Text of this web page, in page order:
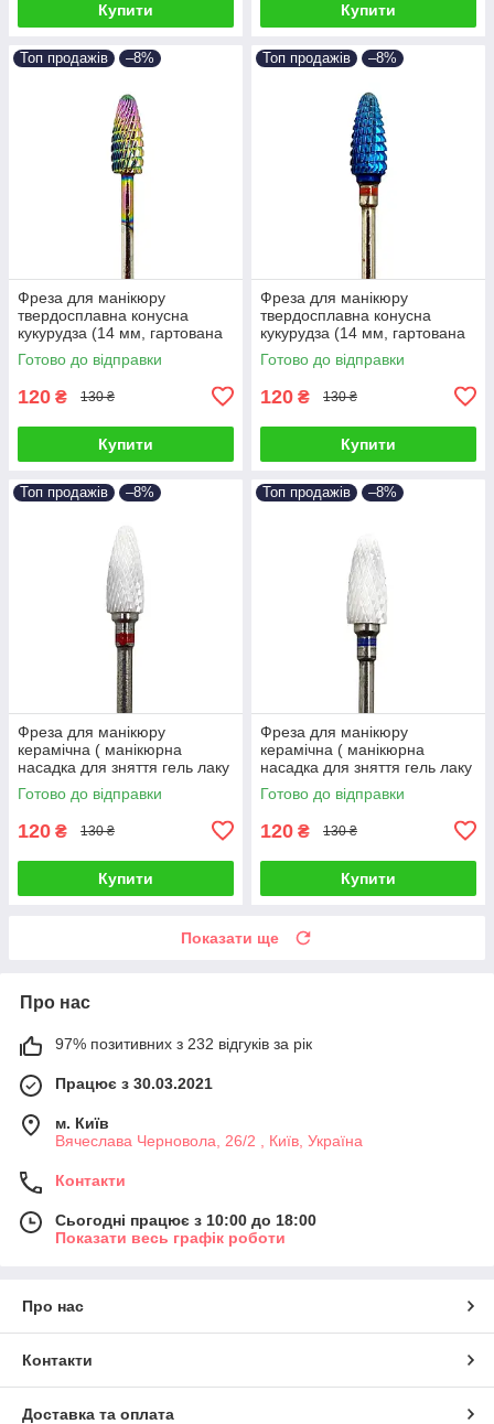
Купити Купити
Топ продажів –8%
Фреза для манікюру
твердосплавна конусна
кукурудза (14 мм, гартована
фреза для зняття гель лаку,
манікюрна фреза)
Готово до відправки
120 ₴ 130 ₴
Купити
Топ продажів –8%
Фреза для манікюру
твердосплавна конусна
кукурудза (14 мм, гартована
фреза для зняття гель лаку,
манікюрна фреза)
Готово до відправки
120 ₴ 130 ₴
Купити
Топ продажів –8%
Фреза для манікюру
керамічна ( манікюрна
насадка для зняття гель лаку
керамічна, M-202, фреза
кукурудза )
Готово до відправки
120 ₴ 130 ₴
Купити
Топ продажів –8%
Фреза для манікюру
керамічна ( манікюрна
насадка для зняття гель лаку
керамічна, M-202, фреза
кукурудза )
Готово до відправки
120 ₴ 130 ₴
Купити
Показати ще
Про нас
97% позитивних з 232 відгуків за рік
Працює з 30.03.2021
м. Київ
Вячеслава Черновола, 26/2 , Київ, Україна
Контакти
Сьогодні працює з 10:00 до 18:00
Показати весь графік роботи
Про нас
Контакти
Доставка та оплата